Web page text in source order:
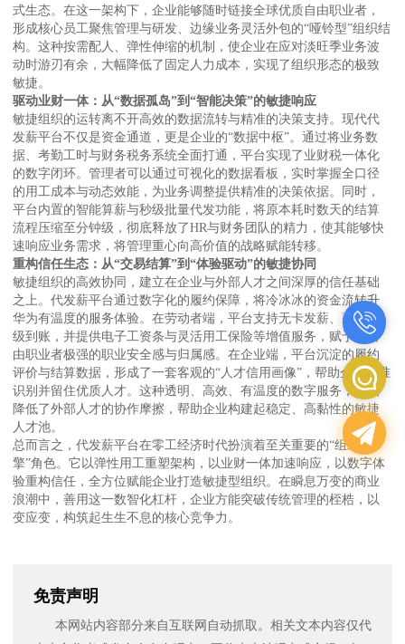
式生态。在这一架构下，企业能够随时链接全球优质自由职业者，
形成核心员工聚焦管理与研发、边缘业务灵活外包的“哑铃型”组织结
构。这种按需配人、弹性伸缩的机制，使企业在应对淡旺季业务波
动时游刃有余，大幅降低了固定人力成本，实现了组织形态的极致
敏捷。
驱动业财一体：从“数据孤岛”到“智能决策”的敏捷响应
敏捷组织的运转离不开高效的数据流转与精准的决策支持。现代代
发薪平台不仅是资金通道，更是企业的“数据中枢”。通过将业务数
据、考勤工时与财务税务系统全面打通，平台实现了业财税一体化
的数字闭环。管理者可以通过可视化的数据看板，实时掌握全口径
的用工成本与动态效能，为业务调整提供精准的决策依据。同时，
平台内置的智能算薪与秒级批量代发功能，将原本耗时数天的结算
流程压缩至分钟级，彻底释放了HR与财务团队的精力，使其能够快
速响应业务需求，将管理重心向高价值的战略赋能转移。
重构信任生态：从“交易结算”到“体验驱动”的敏捷协同
敏捷组织的高效协同，建立在企业与外部人才之间深厚的信任基础
之上。代发薪平台通过数字化的履约保障，将冷冰冰的资金流转升
华为有温度的服务体验。在劳动者端，平台支持无卡发薪、薪资秒
级到账，并提供电子工资条与灵活用工保险等增值服务，赋予了自
由职业者极强的职业安全感与归属感。在企业端，平台沉淀的履约
评价与结算数据，形成了一套客观的“人才信用画像”，帮助企业精准
识别并留住优质人才。这种透明、高效、有温度的数字服务，大幅
降低了外部人才的协作摩擦，帮助企业构建起稳定、高黏性的敏捷
人才池。
总而言之，代发薪平台在零工经济时代扮演着至关重要的“组织引
擎”角色。它以弹性用工重塑架构，以业财一体加速响应，以数字体
验重构信任，全方位赋能企业打造敏捷型组织。在瞬息万变的商业
浪潮中，善用这一数智化杠杆，企业方能突破传统管理的桎梏，以
变应变，构筑起生生不息的核心竞争力。
免责声明
本网站内容部分来自互联网自动抓取。相关文本内容仅代